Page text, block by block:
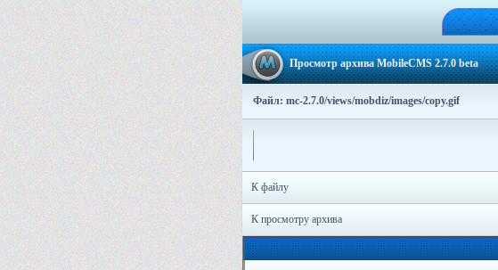
Просмотр архива MobileCMS 2.7.0 beta
Файл: mc-2.7.0/views/mobdiz/images/copy.gif
К файлу
К просмотру архива